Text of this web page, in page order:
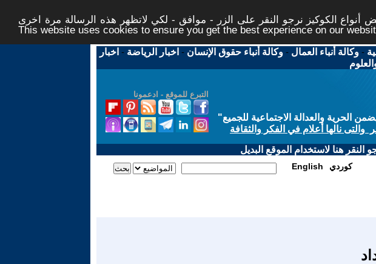
الكوكيز نرجو النقر على الزر - موافق - لكي لاتظهر هذه الرسالة مرة اخرى -
This website uses cookies to ensure you get the best experience on our
-وكالة أنباء العمال -وكالة أنباء حقوق الإنسان - اخبار الرياضة - اخبار
التبرع للموقع - ادعمونا
والعدالة الاجتماعية للجميع"
نالها أعلام في الفكر والثقافة
هنا لاستخدام الموقع البديل
English كوردي